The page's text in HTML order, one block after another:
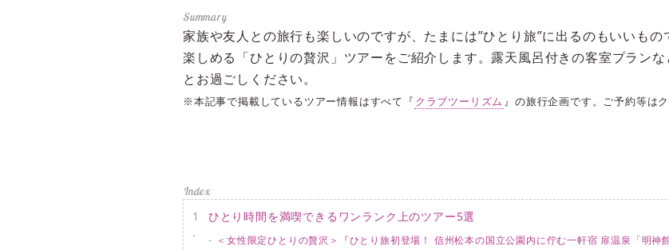
家族や友人との旅行も楽しいのですが、たまには”ひとり旅”に出るのもいいも
楽しめる「ひとりの贅沢」ツアーをご紹介します。露天風呂付きの客室プラン
とお過ごしください。
※本記事で掲載しているツアー情報はすべて『 クラブツーリズム 』の旅行企画です。ご予約等は
ひとり時間を満喫できるワンランク上のツアー5選
＜女性限定ひとりの贅沢＞『ひとり旅初登場！ 信州松本の国立公園内に佇む一軒宿 扉温泉「明神